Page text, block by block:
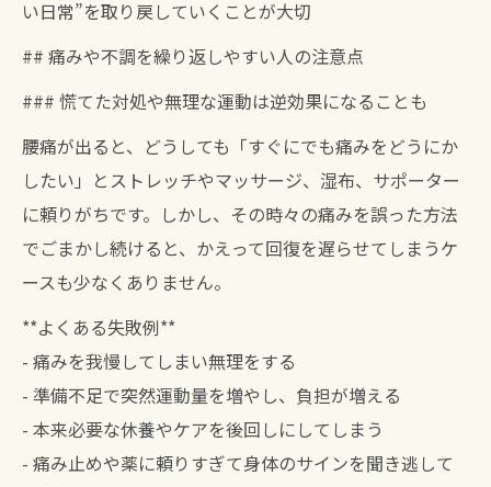
い日常”を取り戻していくことが大切
## 痛みや不調を繰り返しやすい人の注意点
### 慌てた対処や無理な運動は逆効果になることも
腰痛が出ると、どうしても「すぐにでも痛みをどうにか
したい」とストレッチやマッサージ、湿布、サポーター
に頼りがちです。しかし、その時々の痛みを誤った方法
でごまかし続けると、かえって回復を遅らせてしまうケ
ースも少なくありません。
**よくある失敗例**
- 痛みを我慢してしまい無理をする
- 準備不足で突然運動量を増やし、負担が増える
- 本来必要な休養やケアを後回しにしてしまう
- 痛み止めや薬に頼りすぎて身体のサインを聞き逃して